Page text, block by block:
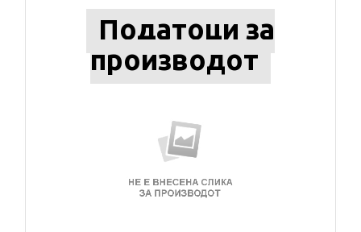
Податоци за
производот